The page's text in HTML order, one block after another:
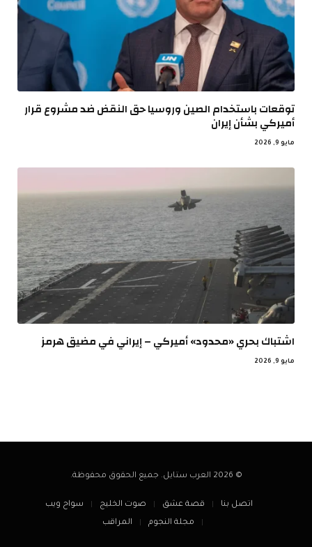
توقعات باستخدام الصين وروسيا حق النقض ضد مشروع قرار
أميركي بشأن إيران
مايو 9, 2026
اشتباك بحري «محدود» أميركي – إيراني في مضيق هرمز
مايو 9, 2026
© 2026 العرب ستايل. جميع الحقوق محفوظة.
اتصل بنا قصة عشق صوت الخليج
سواح ويب
مجلة النجوم
المراقب